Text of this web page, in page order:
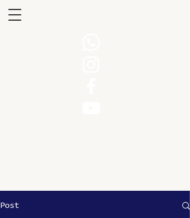
Post